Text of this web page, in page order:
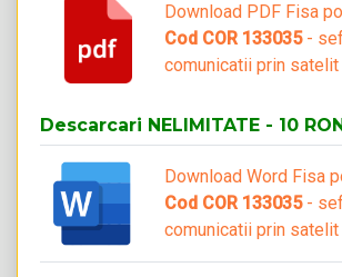
Download PDF Fisa
Cod COR 133035-
comunicatii prin satelit
Descarcari NELIMITATE - 10
Download Word Fisa
Cod COR 133035-
comunicatii prin satelit